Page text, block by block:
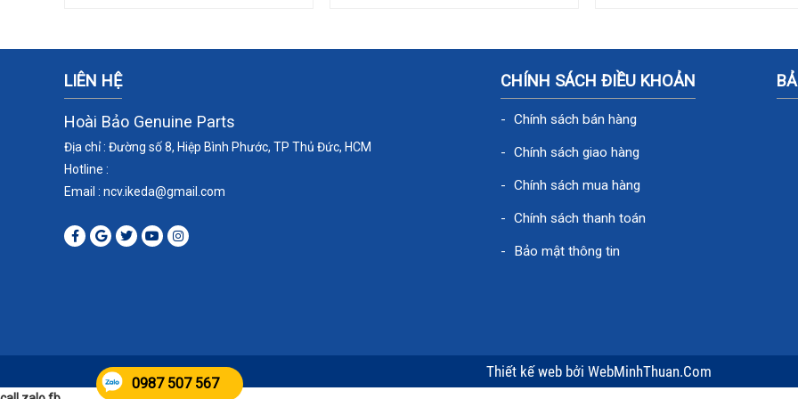
LIÊN HỆ
Hoài Bảo Genuine Parts
Địa chỉ : Đường số 8, Hiệp Bình Phước, TP Thủ Đức, HCM
Hotline :
Email : ncv.ikeda@gmail.com
CHÍNH SÁCH ĐIỀU KHOẢN
Chính sách bán hàng
Chính sách giao hàng
Chính sách mua hàng
Chính sách thanh toán
Bảo mật thông tin
Thiết kế web bởi WebMinhThuan.Com
0987 507 567